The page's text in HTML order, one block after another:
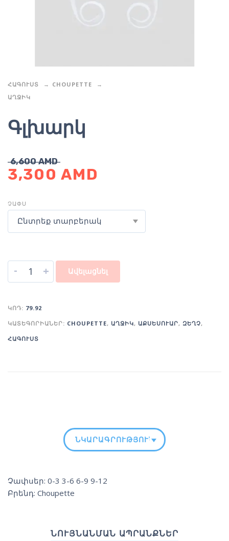
ՀԱԳՈՒՍՏ
CHOUPETTE
ԱՂՋԻԿ
Գլխարկ
6,600AMD
3,300AMD
ՉԱՓՍ
Ընտրեք տարբերակ
- + Ավելացնել
ԿՈԴ: 79.92
ԿԱՏԵԳՈՐԻԱՆԵՐ: CHOUPETTE, ԱՂՋԻԿ, ԱՔՍԵՍՈՒԱՐ, ԶԵՂՉ,
ՀԱԳՈՒՍՏ
ՆԿԱՐԱԳՐՈՒԹՅՈՒՆ
Չափսեր: 0-3 3-6 6-9 9-12
Բրենդ: Choupette
ՆՈՒՅՆԱՆՄԱՆ ԱՊՐԱՆՔՆԵՐ